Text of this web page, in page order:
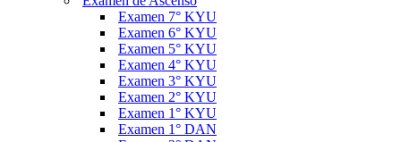
Examen 7° KYU
Examen 6° KYU
Examen 5° KYU
Examen 4° KYU
Examen 3° KYU
Examen 2° KYU
Examen 1° KYU
Examen 1° DAN